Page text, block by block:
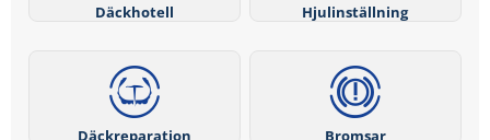
Däckhotell Hjulinställning
Däckreparation Bromsar